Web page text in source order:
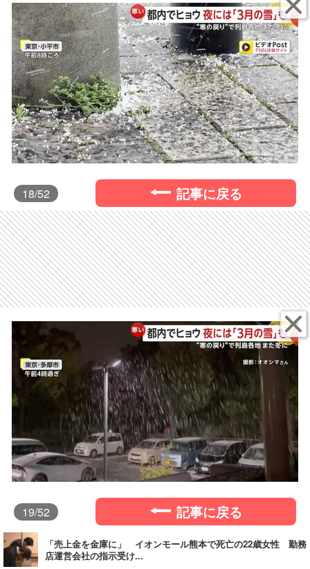
18/52 記事に戻る
19/52 記事に戻る
「売上金を金庫に」 イオンモール熊本で死亡の22歳女性 勤務
店運営会社の指示受け...